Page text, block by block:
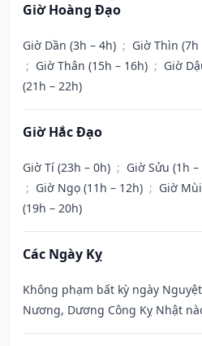
Giờ Hoàng Đạo
Giờ Dần (3h – 4h) ; Giờ Thìn (7h
; Giờ Thân (15h – 16h) ; Giờ
(21h – 22h)
Giờ Hắc Đạo
Giờ Tí (23h – 0h) ; Giờ Sửu (1h –
; Giờ Ngọ (11h – 12h) ; Giờ
(19h – 20h)
Các Ngày Kỵ
Không phạm bất kỳ ngày
Nương, Dương Công Kỵ Nhật